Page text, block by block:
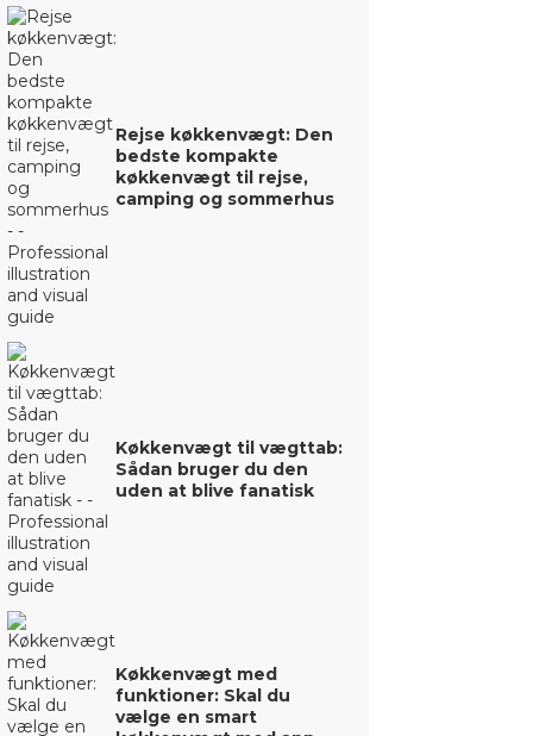
Rejse køkkenvægt: Den
bedste kompakte
køkkenvægt til rejse,
camping og sommerhus
Køkkenvægt til vægttab:
Sådan bruger du den
uden at blive fanatisk
Køkkenvægt med
funktioner: Skal du
vælge en smart